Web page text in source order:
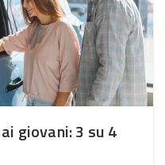
giovani: 3 su 4